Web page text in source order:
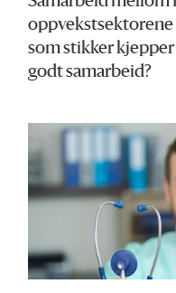
E-post:
oppvekstsektorene
som stikker
godt samarbeid?